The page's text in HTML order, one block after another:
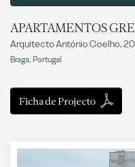
APARTAMENTOS
Arquitecto António Coelho,
Braga, Portugal
Ficha de Projecto